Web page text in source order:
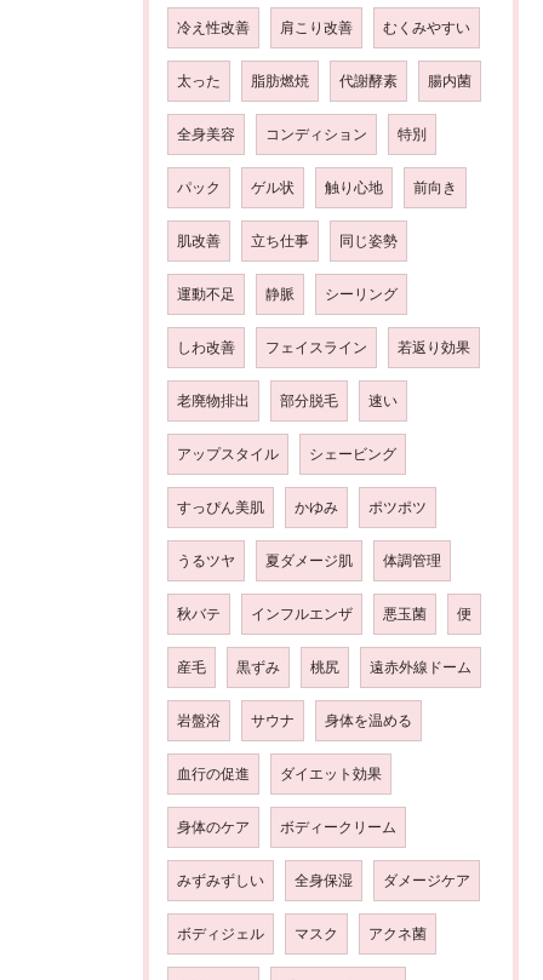
冷え性改善 肩こり改善 むくみやすい
太った 脂肪燃焼 代謝酵素 腸内菌
全身美容 コンディション 特別
パック ゲル状 触り心地 前向き
肌改善 立ち仕事 同じ姿勢
運動不足 静脈 シーリング
しわ改善 フェイスライン 若返り効果
老廃物排出 部分脱毛 速い
アップスタイル シェービング
すっぴん美肌 かゆみ ポツポツ
うるツヤ 夏ダメージ肌 体調管理
秋バテ インフルエンザ 悪玉菌 便
産毛 黒ずみ 桃尻 遠赤外線ドーム
岩盤浴 サウナ 身体を温める
血行の促進 ダイエット効果
身体のケア ボディークリーム
みずみずしい 全身保湿 ダメージケア
ボディジェル マスク アクネ菌